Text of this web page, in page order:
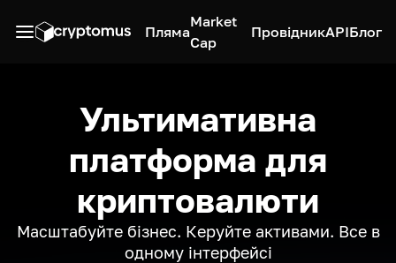
Пляма
Market
Cap
ПровідникAPIБлог
Ультимативна
платформа для
криптовалюти
Масштабуйте бізнес. Керуйте активами. Все в
одному інтерфейсі